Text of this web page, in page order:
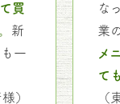
買
新
一
）
な
業
メ
て
（